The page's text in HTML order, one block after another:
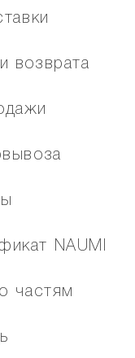
возврата
NAUMI
частям